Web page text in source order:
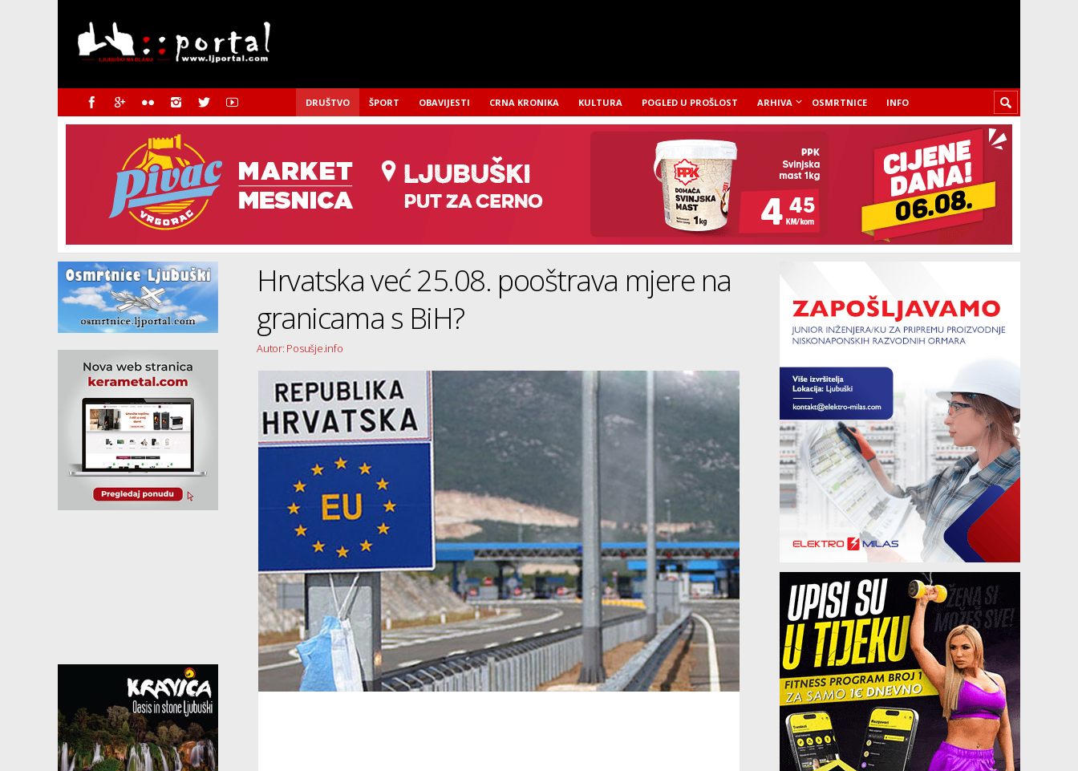
DRUŠTVO ŠPORT OBAVIJESTI CRNA KRONIKA KULTURA POGLED U PROŠLOST ARHIVA OSMRTNICE INFO
Hrvatska već 25.08. pooštrava mjere na
granicama s BiH?
Autor: Posušje.info